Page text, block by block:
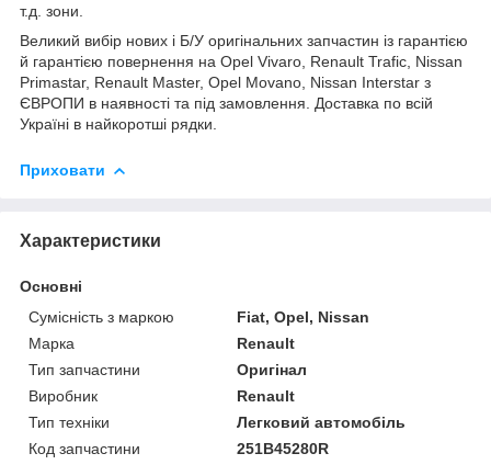
т.д. зони.
Великий вибір нових і Б/У оригінальних запчастин із гарантією
й гарантією повернення на Opel Vivaro, Renault Trafic, Nissan
Primastar, Renault Master, Opel Movano, Nissan Interstar з
ЄВРОПИ в наявності та під замовлення. Доставка по всій
Україні в найкоротші рядки.
Приховати
Характеристики
Основні
Сумісність з маркою
Fiat, Opel, Nissan
Марка
Renault
Тип запчастини
Оригінал
Виробник
Renault
Тип техніки
Легковий автомобіль
Код запчастини
251B45280R